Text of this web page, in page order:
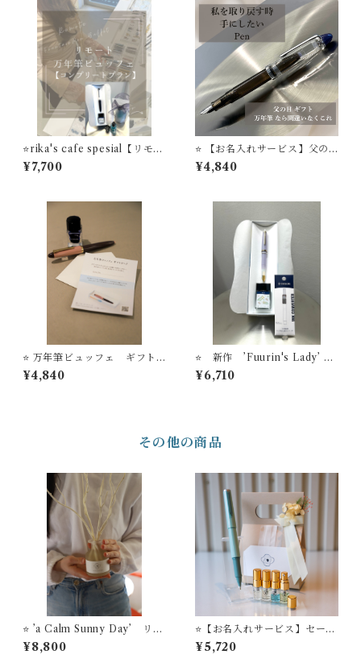
⭐️rika's cafe spesial【リモー
ト万年筆ビュッフェ】 コン
プリートプラン 万年筆１
器コンバータ＋フレグランス
スプレー STYLE OF LAB
¥7,700
⭐️ 【お名入れサービス】父の
日 ギフト 万年筆は 店主のおす
すめ Modern Black 万年筆ビ
¥4,840
⭐️ 万年筆ビュッフェ ギフト
カード【送料無料】
¥4,840
⭐️ 新作 ’Fuurin's Lady’ 万
年筆ビュッフェ ’Pick Wh
o？'コレクション+ オリジナル
¥6,710
その他の商品
⭐️ ’a Calm Sunny Day’ リー
ドディフューザー STYLE O
F LABオリジナルフレグラン
¥8,800
⭐️【お名入れサービス】セーラ
ー万年筆 ボールペン ’TUZ
U’ ＋ STYLE OF LABオ
¥5,720